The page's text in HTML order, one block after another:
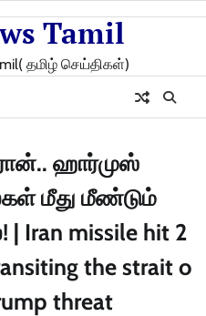
Tamil
தமிழ் செய்திகள்)
ஹார்முஸ்
மீது மீண்டும்
Iran missile hit 2
the strait o
threat